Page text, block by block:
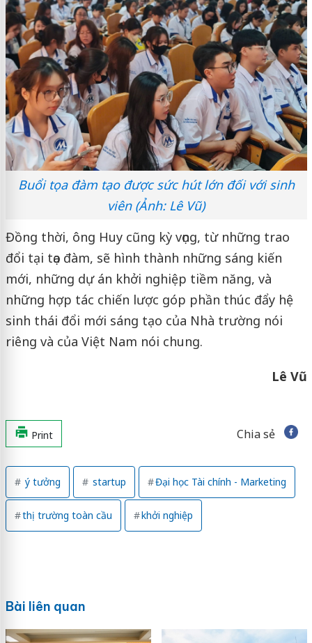
Buổi tọa đàm tạo được sức hút lớn đối với sinh
viên (Ảnh: Lê Vũ)
Đồng thời, ông Huy cũng kỳ vọng, từ những trao
đổi tại tọa đàm, sẽ hình thành những sáng kiến
mới, những dự án khởi nghiệp tiềm năng, và
những hợp tác chiến lược góp phần thúc đẩy hệ
sinh thái đổi mới sáng tạo của Nhà trường nói
riêng và của Việt Nam nói chung.
Lê Vũ
Print Chia sẻ
ý tưởng startup Đại học Tài chính - Marketing
thị trường toàn cầu khởi nghiệp
Bài liên quan